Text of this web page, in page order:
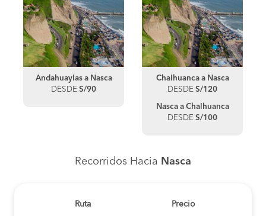
Andahuaylas a Nasca
DESDE S/90
Chalhuanca a Nasca
DESDE S/120
Nasca a Chalhuanca
DESDE S/100
Recorridos Hacia Nasca
Ruta Precio